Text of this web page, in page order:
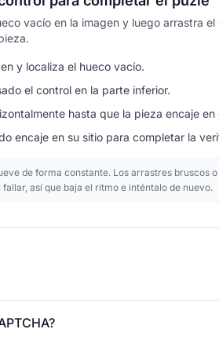
vacío en la imagen y luego arrastra el
y localiza el hueco vacío.
el control en la parte inferior.
hasta que la pieza encaje en
encaje en su sitio para completar la
de forma constante. Los arrastres bruscos
fallar, así que baja el ritmo e inténtalo de nuevo.